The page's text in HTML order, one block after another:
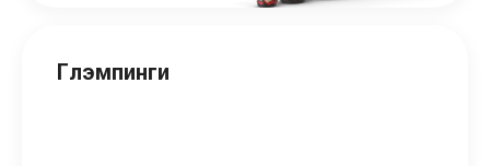
Глэмпинги